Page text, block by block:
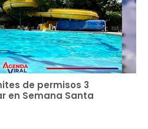
de permisos 3
en Semana Santa